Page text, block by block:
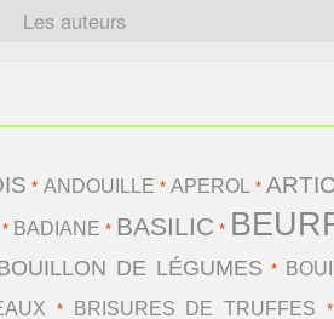
Les auteurs
* ANDOUILLE * APEROL*
* BADIANE * BASILIC *
DE LÉGUMES *
* BRISURES DE TRUFFES *